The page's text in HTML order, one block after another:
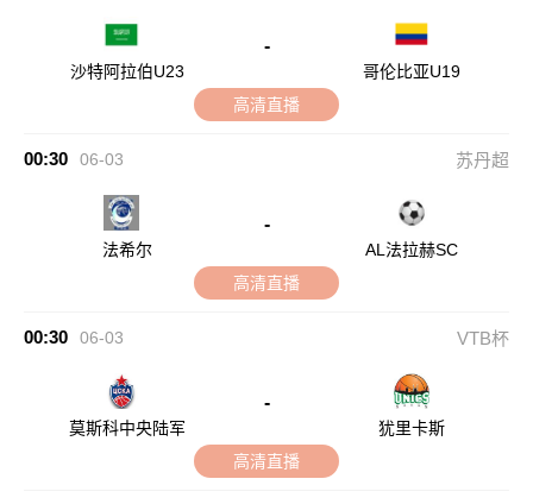
沙特阿拉伯U23
-
哥伦比亚U19
高清直播
00:30 06-03 苏丹超
法希尔
-
AL法拉赫SC
高清直播
00:30 06-03 VTB杯
莫斯科中央陆军
-
犹里卡斯
高清直播